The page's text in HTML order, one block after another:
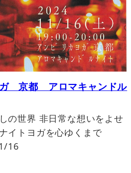
ガ 京都 アロマキャンドル
の世界 非日常な想いをよせ
イトヨガを心ゆくまで
16